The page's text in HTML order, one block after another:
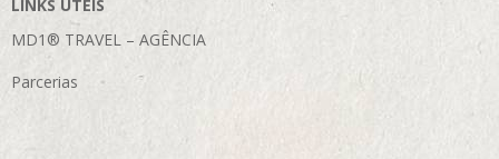
LINKS ÚTEIS
MD1® TRAVEL – AGÊNCIA
Parcerias